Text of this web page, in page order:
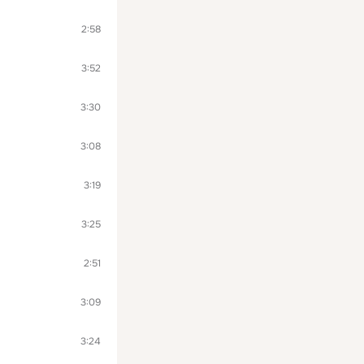
2:58
3:52
3:30
3:08
3:19
3:25
2:51
3:09
3:24